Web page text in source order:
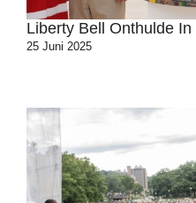
Liberty Bell Onthulde
25 Juni 2025